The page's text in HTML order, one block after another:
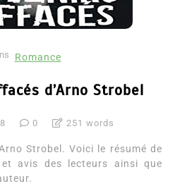
Romance
d’Arno Strobel
0 251 words
Strobel. Voici le résumé de
et avis des lecteurs ainsi que